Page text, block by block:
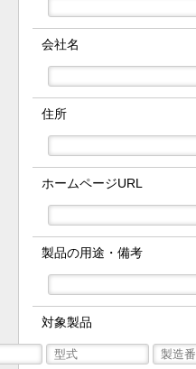
会社名
住所
ホームページURL
製品の用途・備考
対象製品